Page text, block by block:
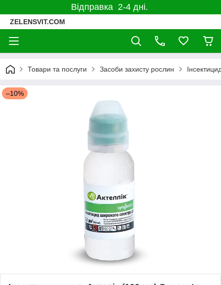
Відправка 2-4 дні.
ZELENSVIT.COM
Товари та послуги Засоби захисту рослин
–10%